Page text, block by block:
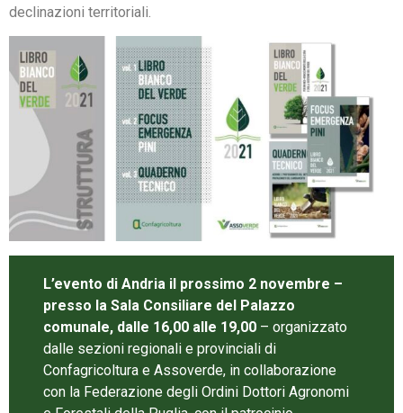
declinazioni territoriali.
L’evento di Andria il prossimo 2 novembre –
presso la Sala Consiliare del Palazzo
comunale, dalle 16,00 alle 19,00 – organizzato
dalle sezioni regionali e provinciali di
Confagricoltura e Assoverde, in collaborazione
con la Federazione degli Ordini Dottori Agronomi